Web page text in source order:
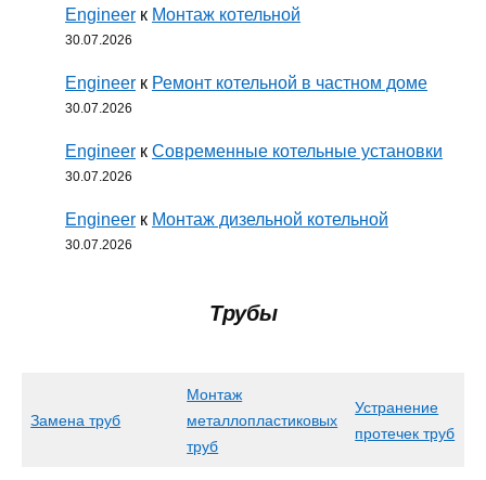
Engineer к Монтаж котельной
30.07.2026
Engineer к Ремонт котельной в частном доме
30.07.2026
Engineer к Современные котельные установки
30.07.2026
Engineer к Монтаж дизельной котельной
30.07.2026
Трубы
Замена труб
Монтаж
металлопластиковых
труб
Устранение
протечек труб